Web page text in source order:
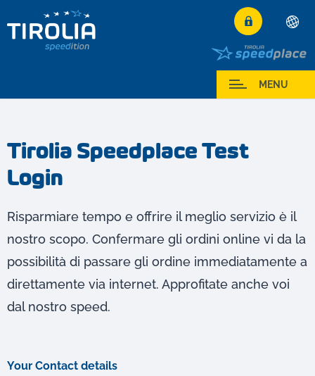
Deutsch
English
Français
Español
Magyar
Hrvatski
Română
MENU
Tirolia Speedplace Test
Login
Risparmiare tempo e offrire il meglio servizio è il
nostro scopo. Confermare gli ordini online vi da la
possibilità di passare gli ordine immediatamente a
direttamente via internet. Approfitate anche voi
dal nostro speed.
Your Contact details